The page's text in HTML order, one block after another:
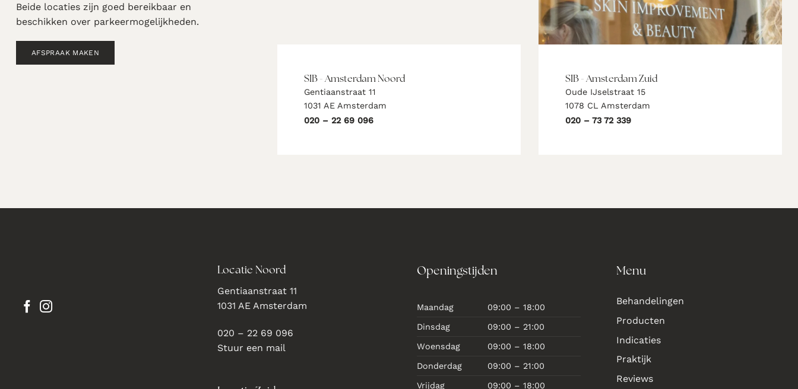
Beide locaties zijn goed bereikbaar en
beschikken over parkeermogelijkheden.
AFSPRAAK MAKEN
SIB - Amsterdam Noord
Gentiaanstraat 11
1031 AE Amsterdam
020 – 22 69 096
SIB - Amsterdam Zuid
Oude IJselstraat 15
1078 CL Amsterdam
020 – 73 72 339
Locatie Noord
Gentiaanstraat 11
1031 AE Amsterdam
020 – 22 69 096
Stuur een mail
Openingstijden
Maandag 09:00 – 18:00
Dinsdag 09:00 – 21:00
Woensdag 09:00 – 18:00
Donderdag 09:00 – 21:00
Vrijdag 09:00 – 18:00
Menu
Behandelingen
Producten
Indicaties
Praktijk
Reviews